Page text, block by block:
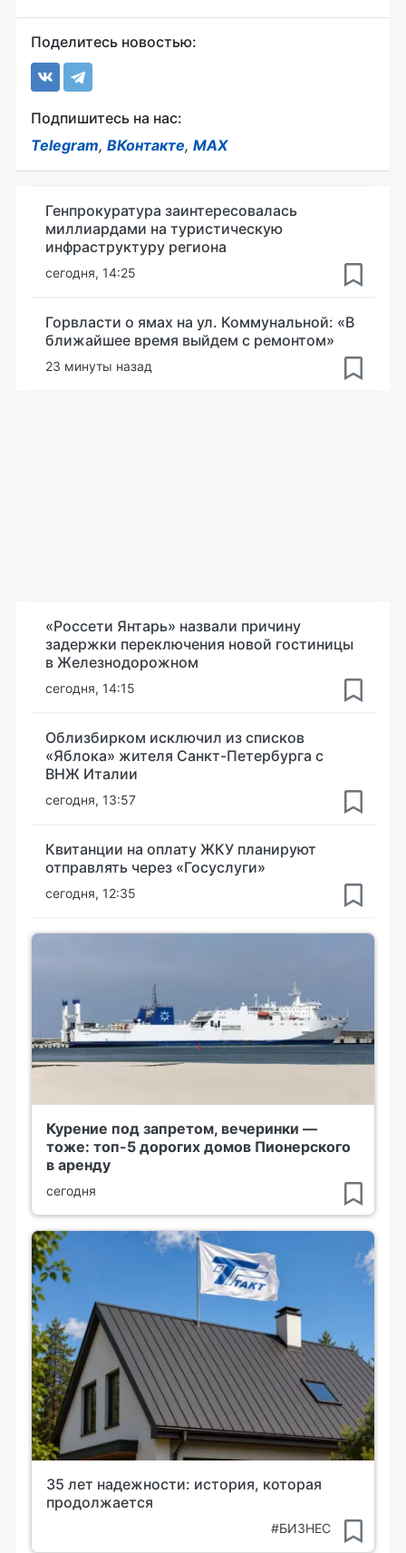
Поделитесь новостью:
Подпишитесь на нас:
Telegram, ВКонтакте, MAX
Генпрокуратура заинтересовалась
миллиардами на туристическую
инфраструктуру региона
сегодня, 14:25
Горвласти о ямах на ул. Коммунальной: «В
ближайшее время выйдем с ремонтом»
23 минуты назад
«Россети Янтарь» назвали причину
задержки переключения новой гостиницы
в Железнодорожном
сегодня, 14:15
Облизбирком исключил из списков
«Яблока» жителя Санкт-Петербурга с
ВНЖ Италии
сегодня, 13:57
Квитанции на оплату ЖКУ планируют
отправлять через «Госуслуги»
сегодня, 12:35
Курение под запретом, вечеринки —
тоже: топ-5 дорогих домов Пионерского
в аренду
сегодня
35 лет надежности: история, которая
продолжается
#БИЗНЕС